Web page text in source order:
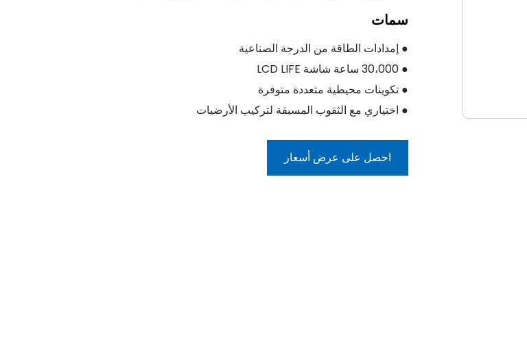
سمات
● إمدادات الطاقة من الدرجة الصناعية
● 30،000 ساعة شاشة LCD LIFE
● تكوينات محيطية متعددة متوفرة
● اختياري مع الثقوب المسبقة لتركيب الأرضيات
احصل على عرض أسعار